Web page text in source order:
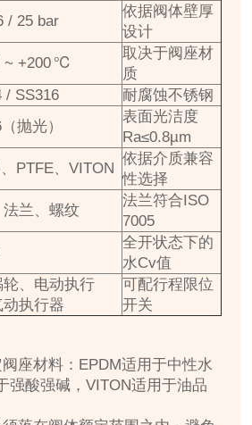
/ 25 bar
依据阀体壁厚
设计
+200 ℃
取决于阀座材
质
/ SS316
耐腐蚀不锈钢
抛光）
表面光洁度
Ra≤0.8µm
PTFE、VITON
依据介质兼容
性选择
法兰、螺纹
法兰符合ISO
7005
全开状态下的
水Cv值
轮、电动执行
执行器
可配行程限位
开关
座材料：EPDM适用于中性水
强酸强碱，VITON适用于油品